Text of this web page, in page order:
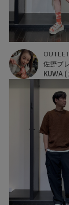
OUTLET
KUWA